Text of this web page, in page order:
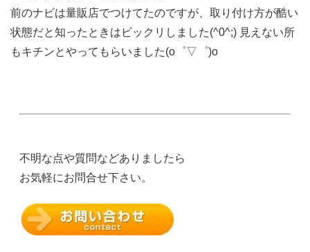
前のナビは量販店でつけてたのですが、取り付け方が酷い
状態だと知ったときはビックリしました(^0^;) 見えない所
もキチンとやってもらいました(o゜▽゜)o
不明な点や質問などありましたら
お気軽にお問合せ下さい。